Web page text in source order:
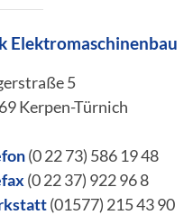
Elektromaschinenbau
5
Kerpen-Türnich
(0 22 73) 586 19 48
(0 22 37) 922 96 8
(01577) 215 43 90